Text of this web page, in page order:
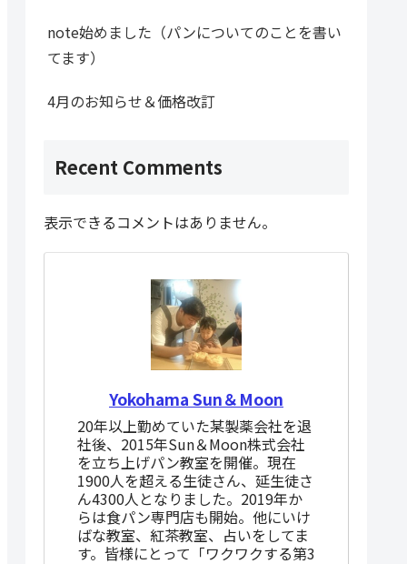
note始めました（パンについてのことを書い
てます）
4月のお知らせ＆価格改訂
Recent Comments
表示できるコメントはありません。
Yokohama Sun＆Moon
20年以上勤めていた某製薬会社を退
社後、2015年Sun＆Moon株式会社
を立ち上げパン教室を開催。現在
1900人を超える生徒さん、延生徒さ
ん4300人となりました。2019年か
らは食パン専門店も開始。他にいけ
ばな教室、紅茶教室、占いをしてま
す。皆様にとって「ワクワクする第3